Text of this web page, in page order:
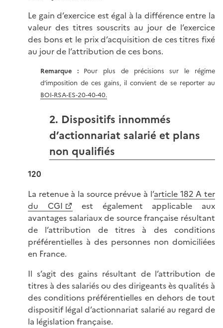
Le gain d’exercice est égal à la différence entre la
valeur des titres souscrits au jour de l’exercice
des bons et le prix d’acquisition de ces titres fixé
au jour de l’attribution de ces bons.
Remarque :Pour plus de précisions sur le régime
d’imposition de ces gains, il convient de se reporter au
BOI-RSA-ES-20-40-40.
2. Dispositifs innommés
d’actionnariat salarié et plans
non qualifiés
120
La retenue à la source prévue à l’article 182 A ter
du CGI
est également applicable aux
avantages salariaux de source française résultant
de l’attribution de titres à des conditions
préférentielles à des personnes non domiciliées
en France.
Il s’agit des gains résultant de l’attribution de
titres à des salariés ou des dirigeants ès qualités à
des conditions préférentielles en dehors de tout
dispositif légal d’actionnariat salarié au regard de
la législation française.